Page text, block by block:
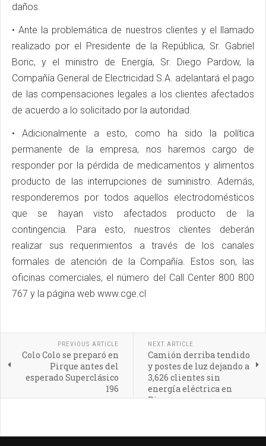
daños.
• Ante la problemática de nuestros clientes y el llamado
realizado por el Presidente de la República, Sr. Gabriel
Boric, y el ministro de Energía, Sr. Diego Pardow, la
Compañía General de Electricidad S.A. adelantará el pago
de las compensaciones legales a los clientes afectados
de acuerdo a lo solicitado por la autoridad.
• Adicionalmente a esto, como ha sido la política
permanente de la empresa, nos haremos cargo de
responder por la pérdida de medicamentos y alimentos
producto de las interrupciones de suministro. Además,
responderemos por todos aquellos electrodomésticos
que se hayan visto afectados producto de la
contingencia. Para esto, nuestros clientes deberán
realizar sus requerimientos a través de los canales
formales de atención de la Compañía. Estos son, las
oficinas comerciales, el número del Call Center 800 800
767 y la página web www.cge.cl
PREVIOUS ARTICLE
Colo Colo se preparó en
Pirque antes del
esperado Superclásico
196
NEXT ARTICLE
Camión derriba tendido
y postes de luz dejando a
3,626 clientes sin
energía eléctrica en
Pirque